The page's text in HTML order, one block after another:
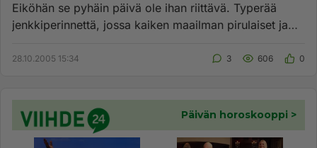
Eiköhän se pyhäin päivä ole ihan riittävä. Typerää
jenkkiperinnettä, jossa kaiken maailman pirulaiset ja
28.10.2005 15:34 3 606 0